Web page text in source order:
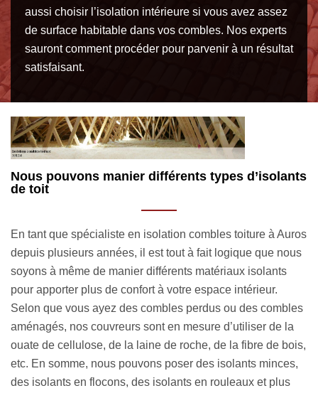
aussi choisir l’isolation intérieure si vous avez assez
de surface habitable dans vos combles. Nos experts
sauront comment procéder pour parvenir à un résultat
satisfaisant.
L’importance d’une isolation combles toiture à
Auros
Outre le fait que la toiture est là pour apporter une
protection optimale à votre habitation, notamment contre
les intempéries, elle a également pour rôle d’octroyer à
votre espace intérieur un confort thermique et acoustique
considérable. En réalisant des travaux d’isolation combles
toiture à Auros, vous pourrez faire des économies
d’énergie et vivre dans une température agréable pendant
toute l’année. Le couvreur isolation combles toiture MM
Rénovation toiture 33 peut se mettre à votre disposition si